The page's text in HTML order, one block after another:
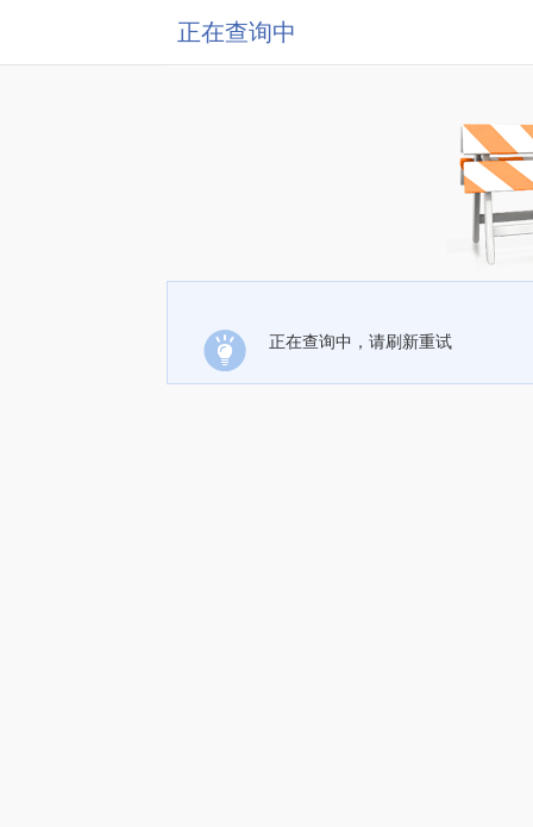
正在查询中
正在查询中，请刷新重试